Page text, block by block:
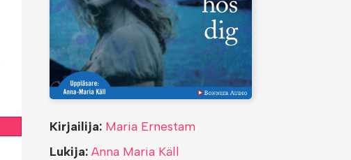
Kirjailija: Maria Ernestam
Lukija: Anna Maria Käll